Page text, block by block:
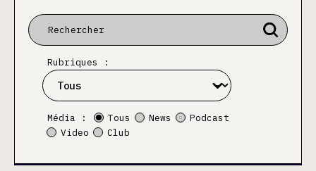
Rubriques :
Média : Tous News
Podcast
Video
Club